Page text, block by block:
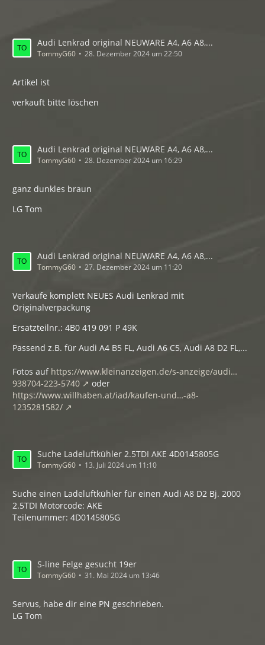
Audi Lenkrad original NEUWARE A4, A6 A8,...
TommyG60 28. Dezember 2024 um 22:50
Artikel ist
verkauft bitte löschen
Audi Lenkrad original NEUWARE A4, A6 A8,...
TommyG60 28. Dezember 2024 um 16:29
ganz dunkles braun
LG Tom
Audi Lenkrad original NEUWARE A4, A6 A8,...
TommyG60 27. Dezember 2024 um 11:20
Verkaufe komplett NEUES Audi Lenkrad mit
Originalverpackung
Ersatzteilnr.: 4B0 419 091 P 49K
Passend z.B. für Audi A4 B5 FL, Audi A6 C5, Audi A8 D2 FL,...
Fotos auf https://www.kleinanzeigen.de/s-anzeige/audi…
938704-223-5740
oder
https://www.willhaben.at/iad/kaufen-und…-a8-
1235281582/
Suche Ladeluftkühler 2.5TDI AKE 4D0145805G
TommyG60 13. Juli 2024 um 11:10
Suche einen Ladeluftkühler für einen Audi A8 D2 Bj. 2000
2.5TDI Motorcode: AKE
Teilenummer: 4D0145805G
S-line Felge gesucht 19er
TommyG60 31. Mai 2024 um 13:46
Servus, habe dir eine PN geschrieben.
LG Tom